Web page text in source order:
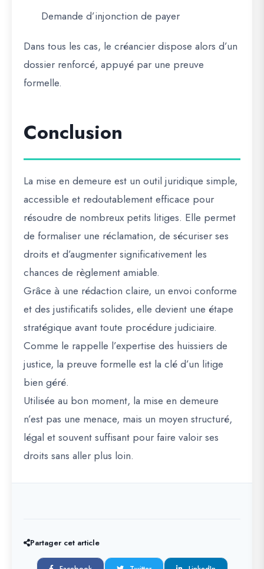
Demande d’injonction de payer
Dans tous les cas, le créancier dispose alors d’un
dossier renforcé, appuyé par une preuve
formelle.
Conclusion
La mise en demeure est un outil juridique simple,
accessible et redoutablement efficace pour
résoudre de nombreux petits litiges. Elle permet
de formaliser une réclamation, de sécuriser ses
droits et d’augmenter significativement les
chances de règlement amiable.
Grâce à une rédaction claire, un envoi conforme
et des justificatifs solides, elle devient une étape
stratégique avant toute procédure judiciaire.
Comme le rappelle l’expertise des huissiers de
justice, la preuve formelle est la clé d’un litige
bien géré.
Utilisée au bon moment, la mise en demeure
n’est pas une menace, mais un moyen structuré,
légal et souvent suffisant pour faire valoir ses
droits sans aller plus loin.
Partager cet article